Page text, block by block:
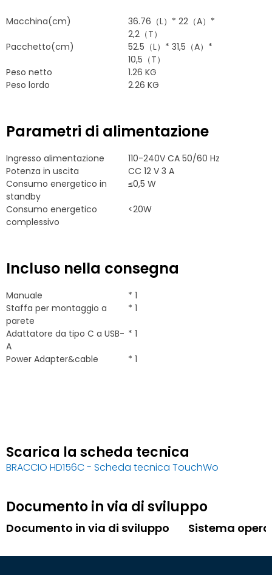
Macchina(cm)
36.76（L）* 22（A）*
2,2（T）
Pacchetto(cm)
52.5（L）* 31,5（A）*
10,5（T）
Peso netto
1.26 KG
Peso lordo
2.26 KG
Parametri di alimentazione
Ingresso alimentazione
110-240V CA 50/60 Hz
Potenza in uscita
CC 12 V 3 A
Consumo energetico in
standby
≤0,5 W
Consumo energetico
complessivo
<20W
Incluso nella consegna
Manuale
* 1
Staffa per montaggio a
parete
* 1
Adattatore da tipo C a USB-
A
* 1
Power Adapter&cable * 1
Scarica la scheda tecnica
BRACCIO HD156C - Scheda tecnica TouchWo
Documento in via di sviluppo
Documento in via di sviluppo Sistema